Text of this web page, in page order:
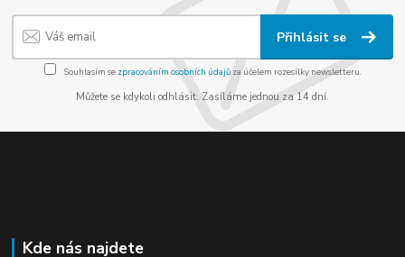
Přihlásit se
Souhlasím se zpracováním osobních údajůza účelem rozesílky newsletteru.
Můžete se kdykoli odhlásit. Zasíláme jednou za 14 dní.
Kde nás najdete